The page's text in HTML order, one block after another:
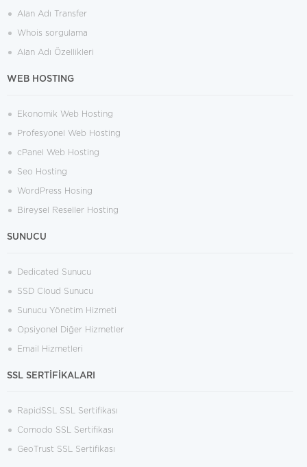
Alan Adı Transfer
Whois sorgulama
Alan Adı Özellikleri
WEB HOSTING
Ekonomik Web Hosting
Profesyonel Web Hosting
cPanel Web Hosting
Seo Hosting
WordPress Hosing
Bireysel Reseller Hosting
SUNUCU
Dedicated Sunucu
SSD Cloud Sunucu
Sunucu Yönetim Hizmeti
Opsiyonel Diğer Hizmetler
Email Hizmetleri
SSL SERTİFİKALARI
RapidSSL SSL Sertifikası
Comodo SSL Sertifikası
GeoTrust SSL Sertifikası